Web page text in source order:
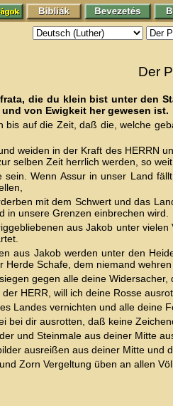
Der
die du klein bist unter den
von Ewigkeit her gewesen ist.
bis auf die Zeit, daß die, welche
weiden in der Kraft des HERRN
selben Zeit herrlich werden, so
sein. Wenn Assur in unser Land
mit dem Schwert und das
in unsere Grenzen einbrechen wird.
aus Jakob unter
aus Jakob werden unter den
Herde Schafe, dem niemand
gegen alle deine
HERR, will ich deine Rosse
Landes vernichten und alle deine
bei dir ausrotten, daß keine
und Steinmale aus deiner Mitte
ausreißen aus deiner Mitte und
Zorn Vergeltung üben an allen